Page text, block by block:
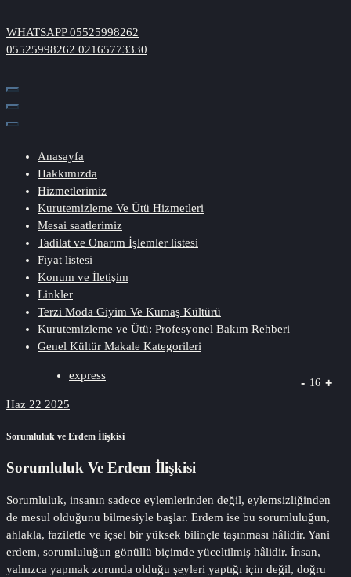
geç
WHATSAPP 05525998262
05525998262 02165773330
Anasayfa
Hakkımızda
Hizmetlerimiz
Kurutemizleme Ve Ütü Hizmetleri
Mesai saatlerimiz
Tadilat ve Onarım İşlemler listesi
Fiyat listesi
Konum ve İletişim
Linkler
Terzi Moda Giyim Ve Kumaş Kültürü
Kurutemizleme ve Ütü: Profesyonel Bakım Rehberi
Genel Kültür Makale Kategorileri
express
Haz 22 2025
Sorumluluk ve Erdem İlişkisi
Sorumluluk Ve Erdem İlişkisi
Sorumluluk, insanın sadece eylemlerinden değil, eylemsizliğinden
de mesul olduğunu bilmesiyle başlar. Erdem ise bu sorumluluğun,
ahlakla, faziletle ve içsel bir yüksek bilinçle taşınması hâlidir. Yani
erdem, sorumluluğun gönüllü biçimde yüceltilmiş hâlidir. İnsan,
yalnızca yapmak zorunda olduğu şeyleri yaptığı için değil, doğru
- 16 +